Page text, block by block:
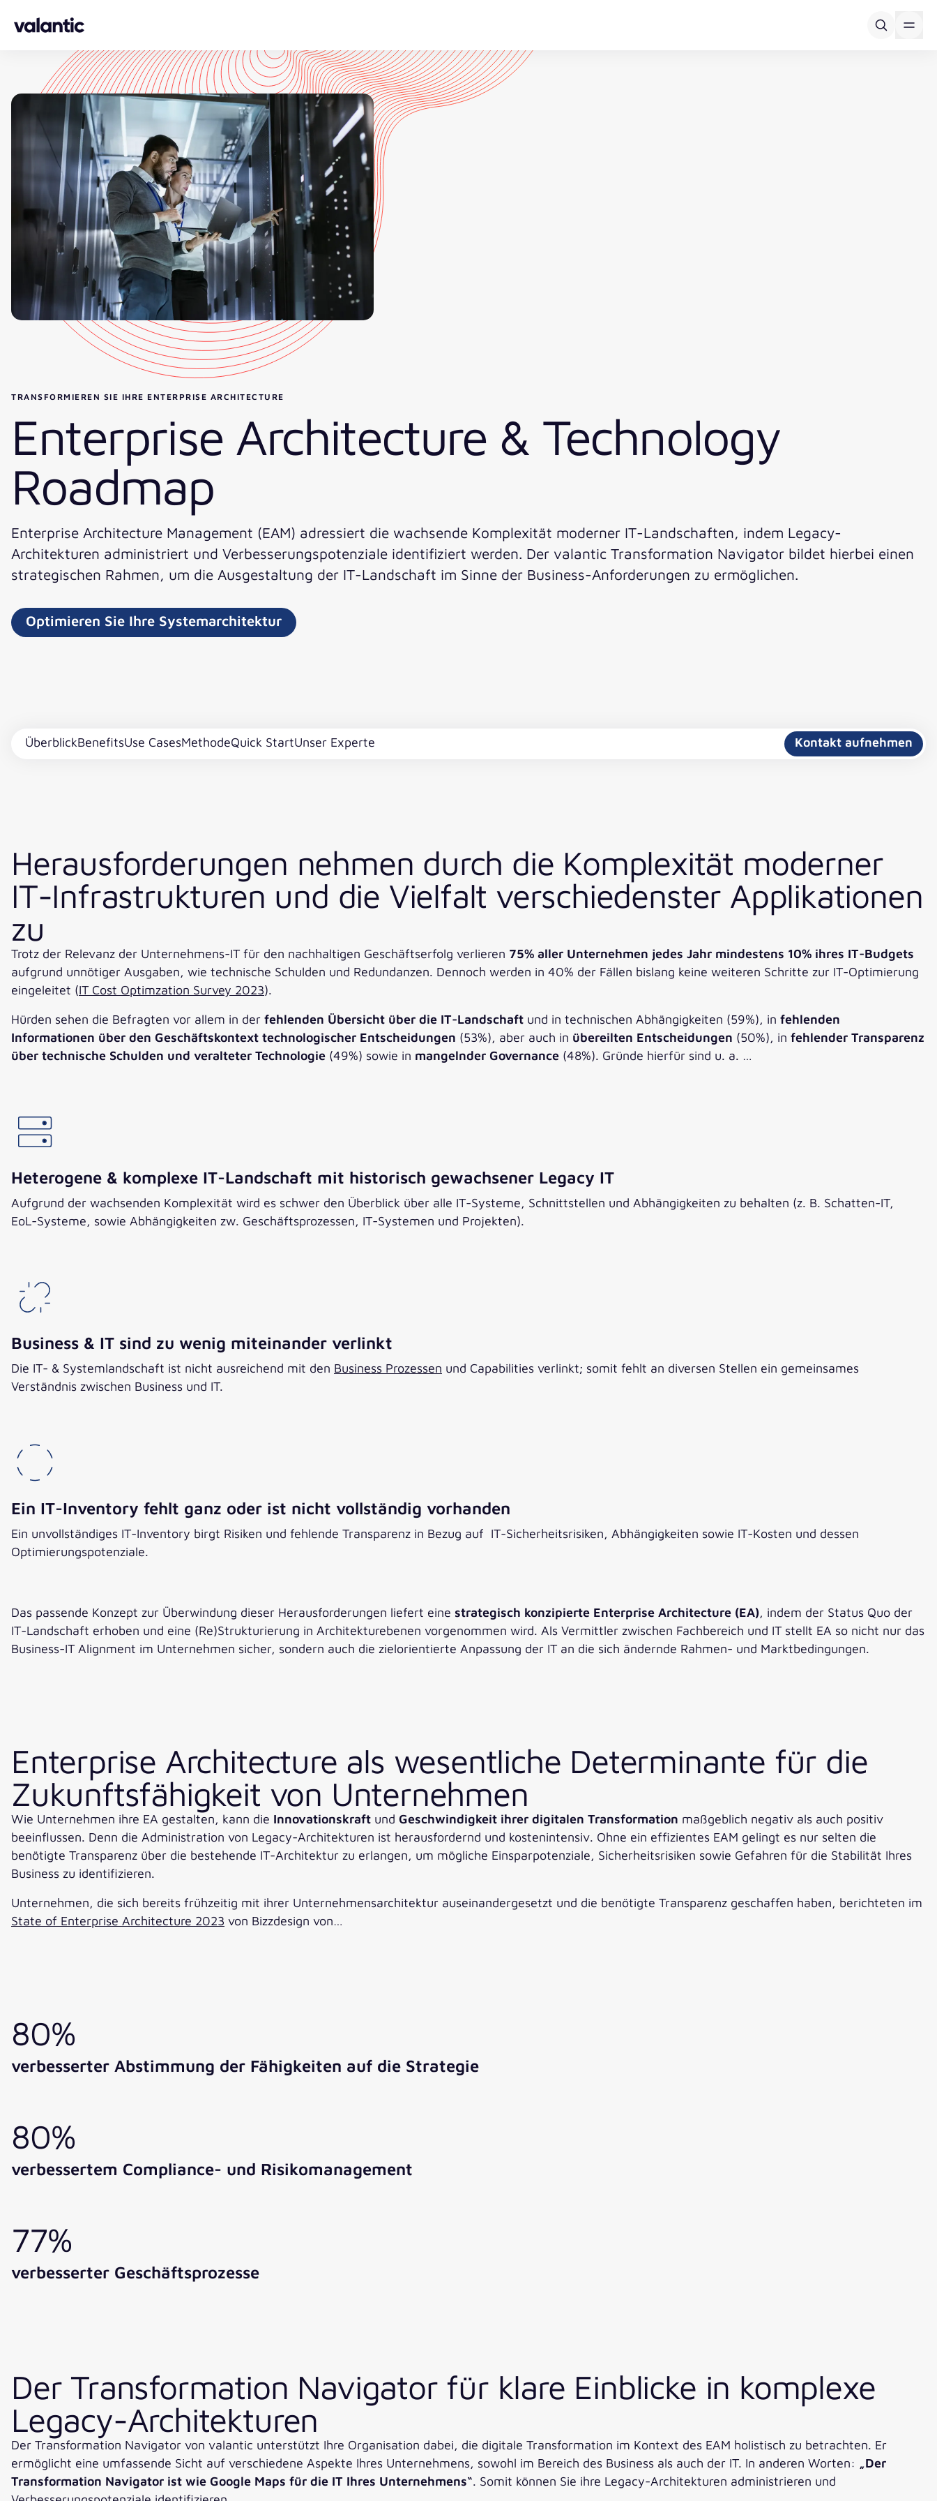
TRANSFORMIEREN SIE IHRE ENTERPRISE ARCHITECTURE
Enterprise Architecture & Technology
Roadmap​
Enterprise Architecture Management (EAM) adressiert die wachsende Komplexität moderner IT-Landschaften, indem Legacy-
Architekturen administriert und Verbesserungspotenziale identifiziert werden. Der valantic Transformation Navigator bildet hierbei einen
strategischen Rahmen, um die Ausgestaltung der IT-Landschaft im Sinne der Business-Anforderungen zu ermöglichen.
Optimieren Sie Ihre Systemarchitektur
ÜberblickBenefitsUse CasesMethodeQuick StartUnser Experte Kontakt aufnehmen
Herausforderungen nehmen durch die Komplexität moderner
IT-Infrastrukturen und die Vielfalt verschiedenster Applikationen
zu
Trotz der Relevanz der Unternehmens-IT für den nachhaltigen Geschäftserfolg verlieren 75% aller Unternehmen jedes Jahr mindestens 10% ihres IT-Budgets
aufgrund unnötiger Ausgaben, wie technische Schulden und Redundanzen. Dennoch werden in 40% der Fällen bislang keine weiteren Schritte zur IT-Optimierung
eingeleitet (IT Cost Optimzation Survey 2023).
Hürden sehen die Befragten vor allem in der fehlenden Übersicht über die IT-Landschaft und in technischen Abhängigkeiten (59%), in fehlenden
Informationen über den Geschäftskontext technologischer Entscheidungen (53%), aber auch in übereilten Entscheidungen (50%), in fehlender Transparenz
über technische Schulden und veralteter Technologie (49%) sowie in mangelnder Governance (48%). Gründe hierfür sind u. a. …
Heterogene & komplexe IT-Landschaft mit historisch gewachsener Legacy IT​
Aufgrund der wachsenden Komplexität wird es schwer den Überblick über alle IT-Systeme, Schnittstellen und Abhängigkeiten zu behalten (z. B. Schatten-IT,
EoL-Systeme, sowie Abhängigkeiten zw. Geschäftsprozessen, ​IT-Systemen und Projekten).​
Business & IT sind zu wenig miteinander verlinkt​
Die IT- & Systemlandschaft ist nicht ausreichend mit den Business Prozessen und Capabilities verlinkt; somit fehlt an diversen Stellen ein gemeinsames
Verständnis zwischen Business und IT.​
Ein IT-Inventory fehlt ganz oder ist nicht vollständig vorhanden​
Ein unvollständiges IT-Inventory birgt Risiken und fehlende Transparenz in Bezug auf ​ IT-Sicherheitsrisiken, Abhängigkeiten sowie IT-Kosten und dessen
Optimierungspotenziale.​
Das passende Konzept zur Überwindung dieser Herausforderungen liefert eine strategisch konzipierte Enterprise Architecture (EA), indem der Status Quo der
IT-Landschaft erhoben und eine (Re)Strukturierung in Architekturebenen vorgenommen wird. Als Vermittler zwischen Fachbereich und IT stellt EA so nicht nur das
Business-IT Alignment im Unternehmen sicher, sondern auch die zielorientierte Anpassung der IT an die sich ändernde Rahmen- und Marktbedingungen.
Enterprise Architecture als wesentliche Determinante für die
Zukunftsfähigkeit von Unternehmen
Wie Unternehmen ihre EA gestalten, kann die Innovationskraft und Geschwindigkeit ihrer digitalen Transformation maßgeblich negativ als auch positiv
beeinflussen. Denn die Administration von Legacy-Architekturen ist herausfordernd und kostenintensiv. Ohne ein effizientes EAM gelingt es nur selten die
benötigte Transparenz über die bestehende IT-Architektur zu erlangen, um mögliche Einsparpotenziale, Sicherheitsrisiken sowie Gefahren für die Stabilität Ihres
Business zu identifizieren.
Unternehmen, die sich bereits frühzeitig mit ihrer Unternehmensarchitektur auseinandergesetzt und die benötigte Transparenz geschaffen haben, berichteten im
State of Enterprise Architecture 2023 von Bizzdesign von…
80%
verbesserter Abstimmung der Fähigkeiten auf die Strategie
80%
verbessertem Compliance- und Risikomanagement
77%
verbesserter Geschäftsprozesse
Der Transformation Navigator für klare Einblicke in komplexe
Legacy-Architekturen
Der Transformation Navigator von valantic unterstützt Ihre Organisation dabei, die digitale Transformation im Kontext des EAM holistisch zu betrachten. Er
ermöglicht eine umfassende Sicht auf verschiedene Aspekte Ihres Unternehmens, sowohl im Bereich des Business als auch der IT. In anderen Worten: „Der
Transformation Navigator ist wie Google Maps für die IT Ihres Unternehmens“. Somit können Sie ihre Legacy-Architekturen administrieren und